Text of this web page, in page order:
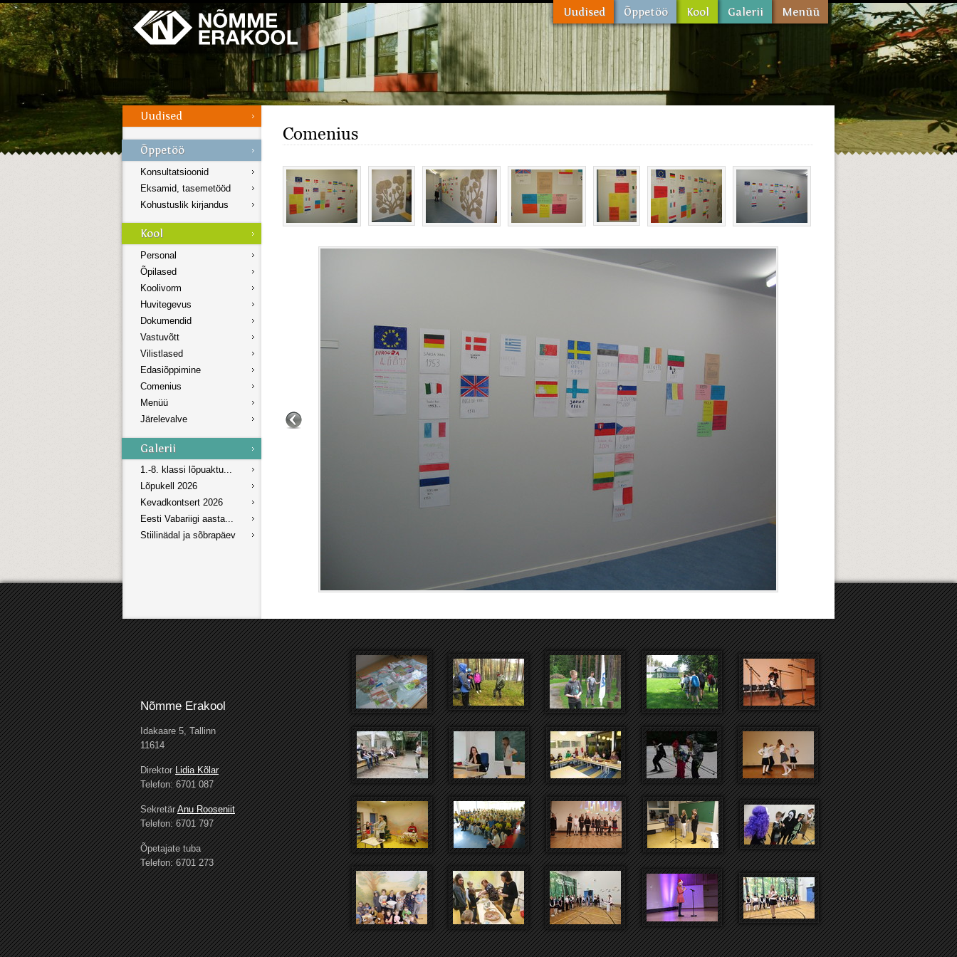
Menüü
Galerii
Konsultatsioonid
Eksamid, tasemetööd
Kohustuslik kirjandus
Personal
Õpilased
Koolivorm
Huvitegevus
Dokumendid
Vastuvõtt
Vilistlased
Edasiõppimine
Comenius
Menüü
Järelevalve
1.-8. klassi lõpuaktu...
Lõpukell 2026
Kevadkontsert 2026
Eesti Vabariigi aasta...
Stiilinädal ja sõbrapäev
Comenius
Nõmme Erakool
Idakaare 5, Tallinn
11614
DirektorLidia Kõlar
Telefon: 6701 087
SekretärAnu Rooseniit
Telefon: 6701 797
Õpetajate tuba
Telefon: 6701 273